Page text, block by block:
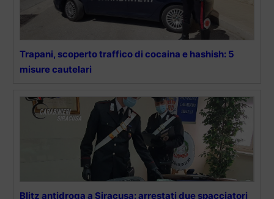
Trapani, scoperto traffico di cocaina e hashish: 5
misure cautelari
Blitz antidroga a Siracusa: arrestati due spacciatori